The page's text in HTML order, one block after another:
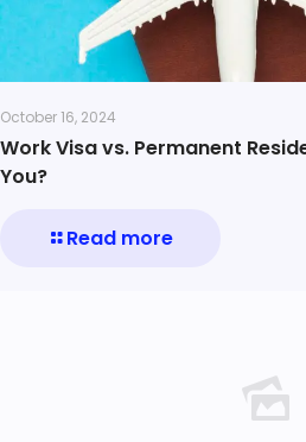
October 16, 2024
Work Visa vs. Permanent
You?
Read more